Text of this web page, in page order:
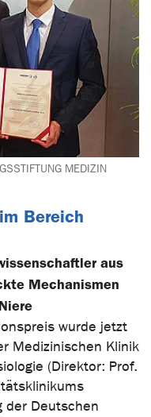
MEDIZIN
Bereich
aus
Mechanismen
wurde jetzt
Medizinischen Klinik
(Direktor: Prof.
der Deutschen